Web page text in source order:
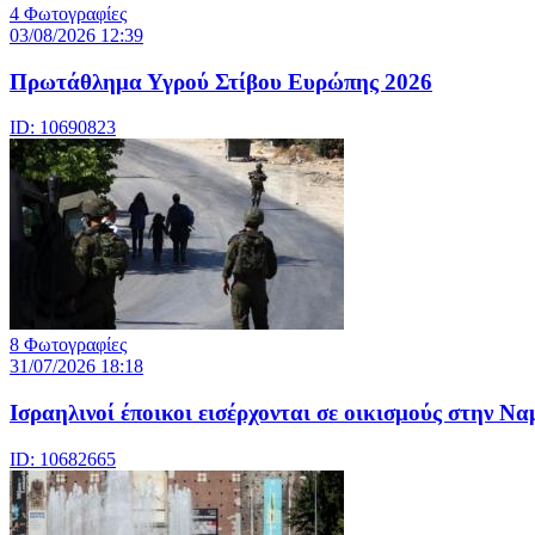
4 Φωτογραφίες
03/08/2026 12:39
Πρωτάθλημα Υγρού Στίβου Ευρώπης 2026
ID: 10690823
8 Φωτογραφίες
31/07/2026 18:18
Ισραηλινοί έποικοι εισέρχονται σε οικισμούς στην
ID: 10682665